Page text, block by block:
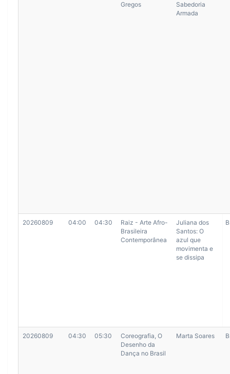
Gregos
Sabedoria
Armada
20260809 04:00 04:30
Raiz - Arte Afro-
Brasileira
Contemporânea
Juliana dos
Santos: O
azul que
movimenta e
se dissipa
20260809 04:30 05:30
Coreografia, O
Desenho da
Dança no Brasil
Marta Soares